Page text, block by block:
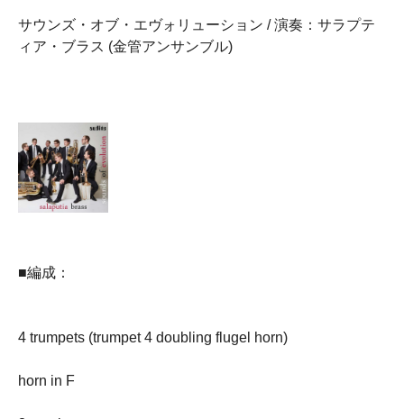
サウンズ・オブ・エヴォリューション / 演奏：サラプテ
ィア・ブラス (金管アンサンブル)
■編成：
4 trumpets (trumpet 4 doubling flugel horn)
horn in F